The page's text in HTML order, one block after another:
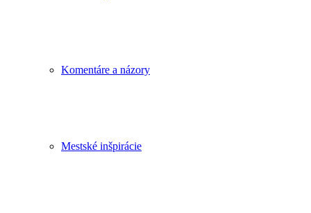
Komentáre a názory
Mestské inšpirácie